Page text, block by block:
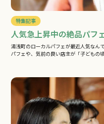
特集記事
人気急上昇中の絶品パフ
湯浅町のローカルパフェが最近人気なん
パフェや、気前の良い店主が「子ども